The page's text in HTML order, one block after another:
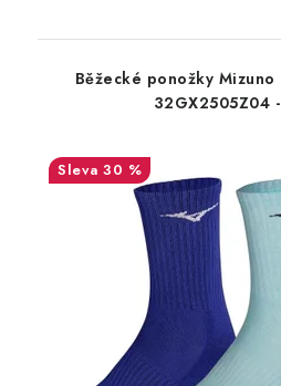
Běžecké ponožky Mizuno
32GX2505Z04
30 %